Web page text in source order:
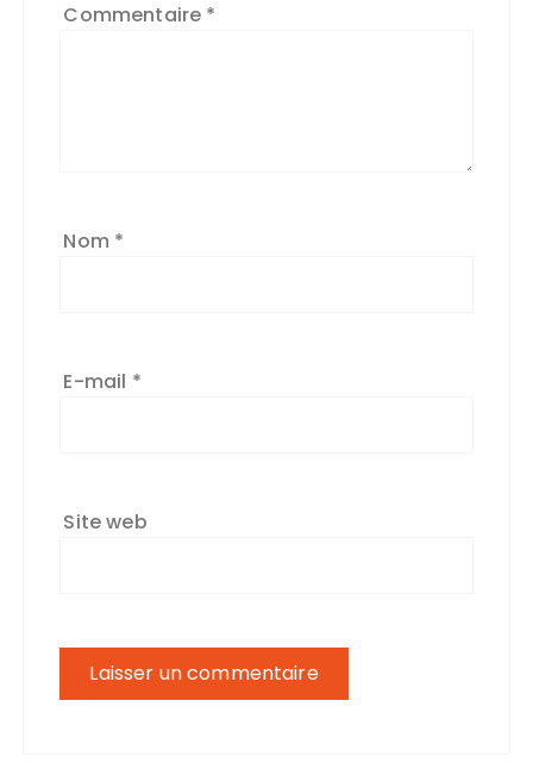
Commentaire *
Nom *
E-mail *
Site web